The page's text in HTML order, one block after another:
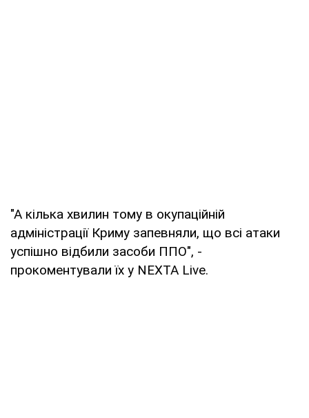
"А кілька хвилин тому в окупаційній
адміністрації Криму запевняли, що всі атаки
успішно відбили засоби ППО", -
прокоментували їх у NEXTA Live.